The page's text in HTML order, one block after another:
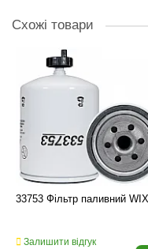
Схожі товари
33753 Фільтр паливний WIX
Залишити відгук